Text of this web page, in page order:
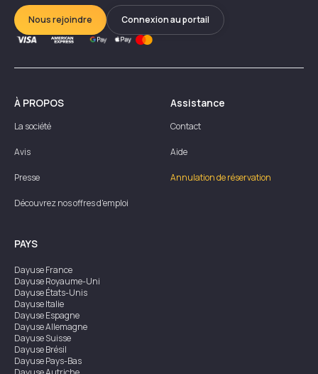
Nous rejoindre Connexion au portail
À PROPOS
La société
Avis
Presse
Découvrez nos offres d'emploi
Assistance
Contact
Aide
Annulation de réservation
PAYS
DayuseFrance
DayuseRoyaume-Uni
DayuseÉtats-Unis
DayuseItalie
DayuseEspagne
DayuseAllemagne
DayuseSuisse
DayuseBrésil
DayusePays-Bas